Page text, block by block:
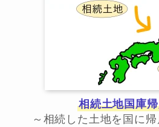
相続土地国庫
～相続した土地を国に